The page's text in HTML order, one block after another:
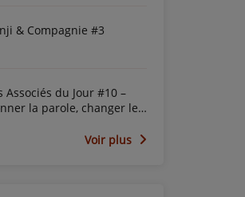
& Compagnie #3
Associés du Jour #10 –
la parole, changer le
Voir plus